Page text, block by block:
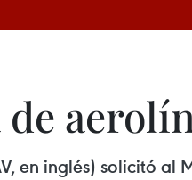
en inglés) solicitó